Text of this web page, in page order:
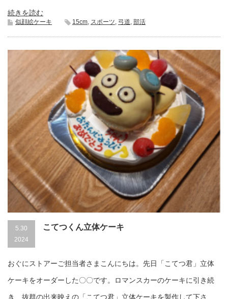
続きを読む
似顔絵ケーキ 15cm, スポーツ, 弓道, 部活
5.30
2024
こてつくん立体ケーキ
おぐにストアーご担当者さまこんにちは。先日「こてつ君」立体
ケーキをオーダーした〇〇です。ロマンスカーのケーキに引き続
き、抜群の出来映えの「こてつ君」立体ケーキを製作して下さ